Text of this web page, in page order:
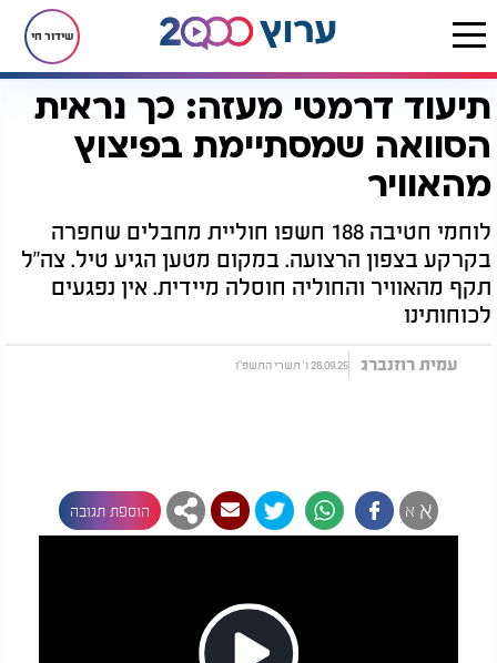
שידור חי
דף הבית חדשות ביטחוני תיעוד דרמטי מעזה: כך נראית הסוואה שמסתיימת בפיצוץ מהאוויר
תיעוד דרמטי מעזה: כך נראית
הסוואה שמסתיימת בפיצוץ
מהאוויר
לוחמי חטיבה 188 חשפו חוליית מחבלים שחפרה
בקרקע בצפון הרצועה. במקום מטען הגיע טיל. צה"ל
תקף מהאוויר והחוליה חוסלה מיידית. אין נפגעים
לכוחותינו
עמית רוזנברג 28.09.25 ו' תשרי התשפ"ו
א א הוספת תגובה